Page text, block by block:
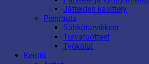
Jätteiden käsittely
Pienrauta
Sähkötarvikkeet
Turvatuotteet
Työkalut
Keittiö